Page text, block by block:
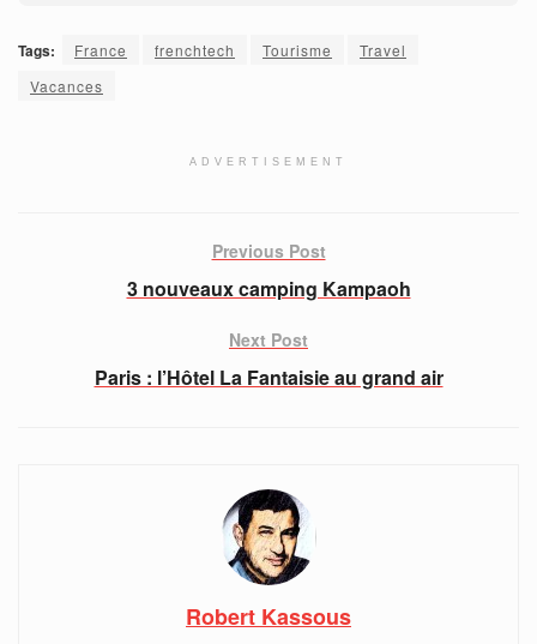
Tags: France frenchtech Tourisme
Travel
Vacances
ADVERTISEMENT
Previous Post
3 nouveaux camping Kampaoh
Next Post
Paris : l’Hôtel La Fantaisie au grand air
Robert Kassous